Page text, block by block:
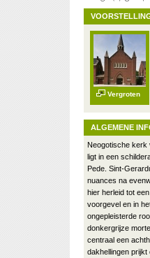
Vergroten
ALGEMENE
Neogotische kerk
ligt in een
Pede. Sint-
nuances na
hier herleid tot
voorgevel en in
ongepleisterde
donkergrijze
centraal een
dakhellingen